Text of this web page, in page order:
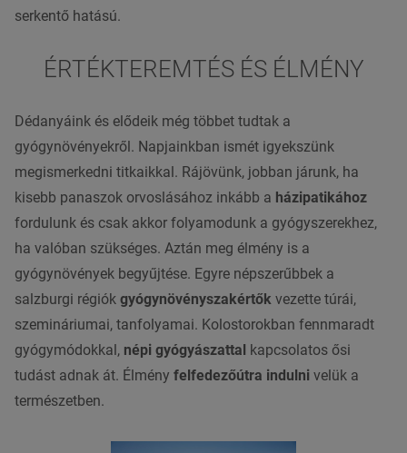
serkentő hatású.
ÉRTÉKTEREMTÉS ÉS ÉLMÉNY
Dédanyáink és elődeik még többet tudtak a
gyógynövényekről. Napjainkban ismét igyekszünk
megismerkedni titkaikkal. Rájövünk, jobban járunk, ha
kisebb panaszok orvoslásához inkább a házipatikához
fordulunk és csak akkor folyamodunk a gyógyszerekhez,
ha valóban szükséges. Aztán meg élmény is a
gyógynövények begyűjtése. Egyre népszerűbbek a
salzburgi régiók gyógynövényszakértők vezette túrái,
szemináriumai, tanfolyamai. Kolostorokban fennmaradt
gyógymódokkal, népi gyógyászattal kapcsolatos ősi
tudást adnak át. Élmény felfedezőútra indulni velük a
természetben.